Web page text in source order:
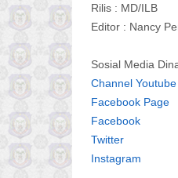
Rilis : MD/ILB
Editor : Nancy
Sosial Media
Channel Youtube
Facebook Page
Facebook
Twitter
Instagram